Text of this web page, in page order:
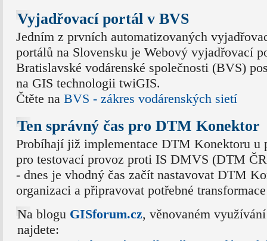
Vyjadřovací portál v BVS
Jedním z prvních automatizovaných
portálů na Slovensku je Webový vyjadřovací
Bratislavské vodárenské společnosti (BVS)
na GIS technologii twiGIS.
Čtěte na BVS - zákres vodárenských sietí
Ten správný čas pro DTM Konektor
Probíhají již implementace DTM Konektoru u
pro testovací provoz proti IS DMVS (DTM
- dnes je vhodný čas začít nastavovat DTM
organizaci a připravovat potřebné
Na blogu GISforum.cz, věnovaném
najdete: